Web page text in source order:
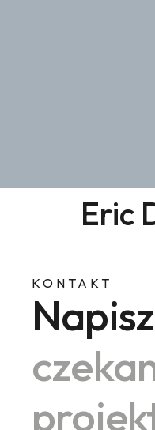
Eric
KONTAKT